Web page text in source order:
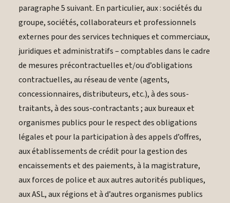
paragraphe 5 suivant. En particulier, aux : sociétés du
groupe, sociétés, collaborateurs et professionnels
externes pour des services techniques et commerciaux,
juridiques et administratifs – comptables dans le cadre
de mesures précontractuelles et/ou d’obligations
contractuelles, au réseau de vente (agents,
concessionnaires, distributeurs, etc.), à des sous-
traitants, à des sous-contractants ; aux bureaux et
organismes publics pour le respect des obligations
légales et pour la participation à des appels d’offres,
aux établissements de crédit pour la gestion des
encaissements et des paiements, à la magistrature,
aux forces de police et aux autres autorités publiques,
aux ASL, aux régions et à d’autres organismes publics